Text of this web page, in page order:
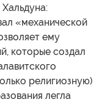
«механической
ему
которые создал
религиозную)
легла